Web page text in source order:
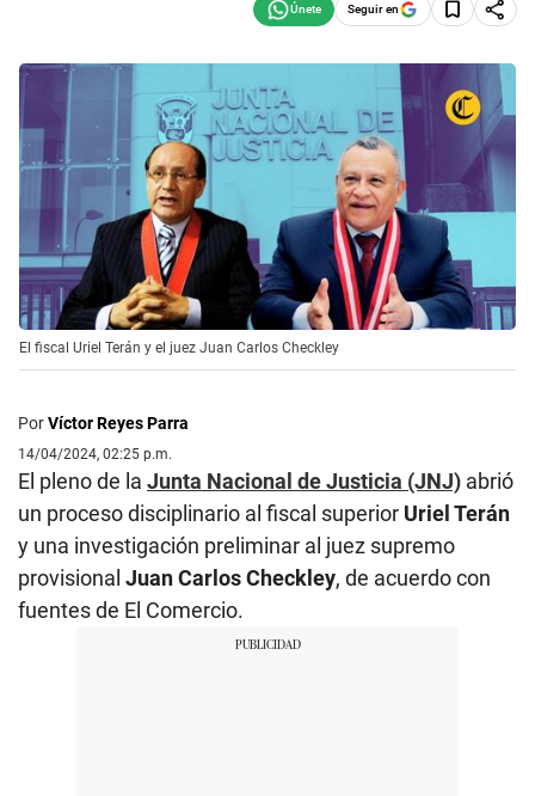
Seguir en
El fiscal Uriel Terán y el juez Juan Carlos Checkley
PorVíctor Reyes Parra
14/04/2024, 02:25 p.m.
El pleno de la Junta Nacional de Justicia (JNJ) abrió
un proceso disciplinario al fiscal superior Uriel Terán
y una investigación preliminar al juez supremo
provisional Juan Carlos Checkley, de acuerdo con
fuentes de El Comercio.